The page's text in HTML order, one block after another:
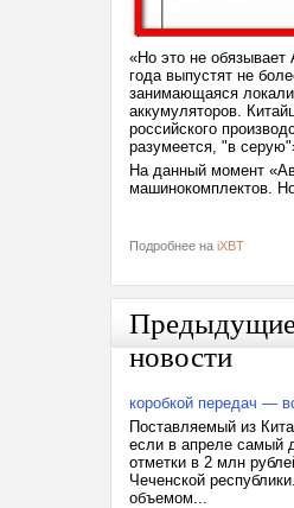
«Но это не
года выпустят не
занимающаяся
аккумуляторов.
российского
разумеется, "в
На данный момент
машинокомплектов.
Подробнее на iXBT
новости
коробкой передач —
Поставляемый из
если в апреле самый
отметки в 2 млн
Чеченской
объемом...